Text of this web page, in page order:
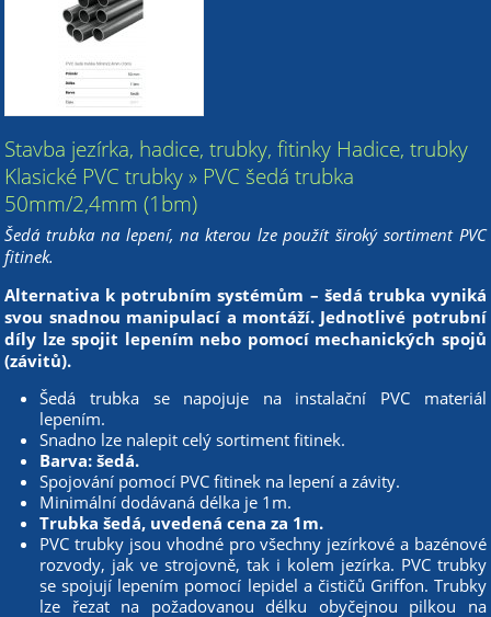
Stavba jezírka, hadice, trubky, fitinky Hadice, trubky
Klasické PVC trubky » PVC šedá trubka
50mm/2,4mm (1bm)
Šedá trubka na lepení, na kterou lze použít široký sortiment PVC
fitinek.
Alternativa k potrubním systémům – šedá trubka vyniká
svou snadnou manipulací a montáží. Jednotlivé potrubní
díly lze spojit lepením nebo pomocí mechanických spojů
(závitů).
Šedá trubka se napojuje na instalační PVC materiál
lepením.
Snadno lze nalepit celý sortiment fitinek.
Barva: šedá.
Spojování pomocí PVC fitinek na lepení a závity.
Minimální dodávaná délka je 1m.
Trubka šedá, uvedená cena za 1m.
PVC trubky jsou vhodné pro všechny jezírkové a bazénové
rozvody, jak ve strojovně, tak i kolem jezírka. PVC trubky
se spojují lepením pomocí lepidel a čističů Griffon. Trubky
lze řezat na požadovanou délku obyčejnou pilkou na